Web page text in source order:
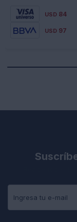
USD 84
USD 97